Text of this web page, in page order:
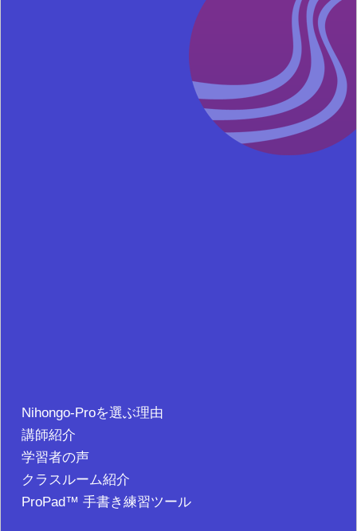
Nihongo-Proを選ぶ理由
講師紹介
学習者の声
クラスルーム紹介
ProPad™ 手書き練習ツール